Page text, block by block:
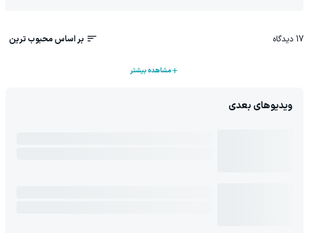
17 دیدگاه بر اساس محبوب ترین
مشاهده بیشتر
ویدیوهای بعدی